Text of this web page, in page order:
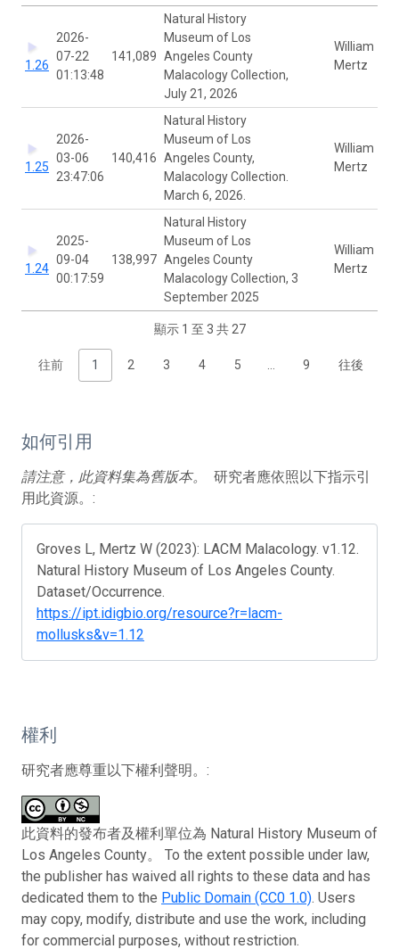
1.26
2026-
07-22
01:13:48
141,089
Natural History
Museum of Los
Angeles County
Malacology Collection,
July 21, 2026
William
Mertz
1.25
2026-
03-06
23:47:06
140,416
Natural History
Museum of Los
Angeles County,
Malacology Collection.
March 6, 2026.
William
Mertz
1.24
2025-
09-04
00:17:59
138,997
Natural History
Museum of Los
Angeles County
Malacology Collection, 3
September 2025
William
Mertz
顯示 1 至 3 共 27
往前 1 2 3 4 5 9 往後
如何引用
請注意，此資料集為舊版本。
研究者應依照以下指示引
用此資源。:
Groves L, Mertz W (2023): LACM Malacology. v1.12.
Natural History Museum of Los Angeles County.
Dataset/Occurrence.
https://ipt.idigbio.org/resource?r=lacm-
mollusks&v=1.12
權利
研究者應尊重以下權利聲明。:
此資料的發布者及權利單位為 Natural History Museum of
Los Angeles County。 To the extent possible under law,
the publisher has waived all rights to these data and has
dedicated them to the Public Domain (CC0 1.0). Users
may copy, modify, distribute and use the work, including
for commercial purposes, without restriction.